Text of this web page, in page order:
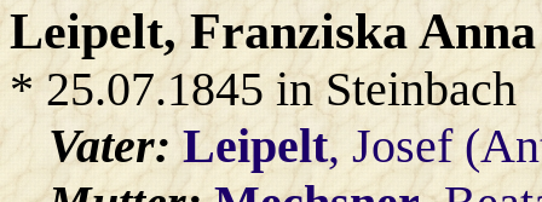
Leipelt, Franziska Anna
* 25.07.1845 in Steinbach
Vater:Leipelt, Josef